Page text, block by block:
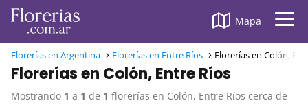
Mapa
Florerías en Argentina Florerías en Entre Ríos Florerías en Colón,
Florerías en Colón, Entre Ríos
Mostrando 1 a 1 de 1 florerías en Colón, Entre Ríos cerca de